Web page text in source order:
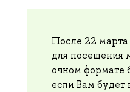
После 22 марта
для посещения
очном формате
если Вам будет